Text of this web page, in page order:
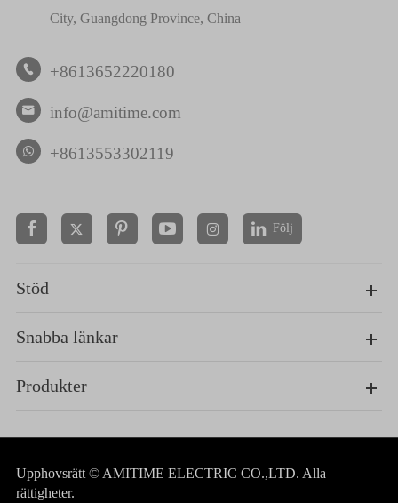
City, Guangdong Province, China
 +8613652220180
 info@amitime.com
+8613553302119
  Följ
Stöd
Snabba länkar
Produkter
Upphovsrätt © AMITIME ELECTRIC CO.,LTD. Alla
rättigheter.